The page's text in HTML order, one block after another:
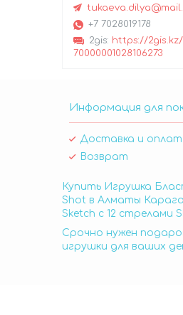
+7 7028019178
2gis https://
70000001028106273
Информация для
Доставка и
Возврат
Купить Игрушка
Shot в Алматы
Sketch с 12 стрелами
Срочно нужен
игрушки для ваших